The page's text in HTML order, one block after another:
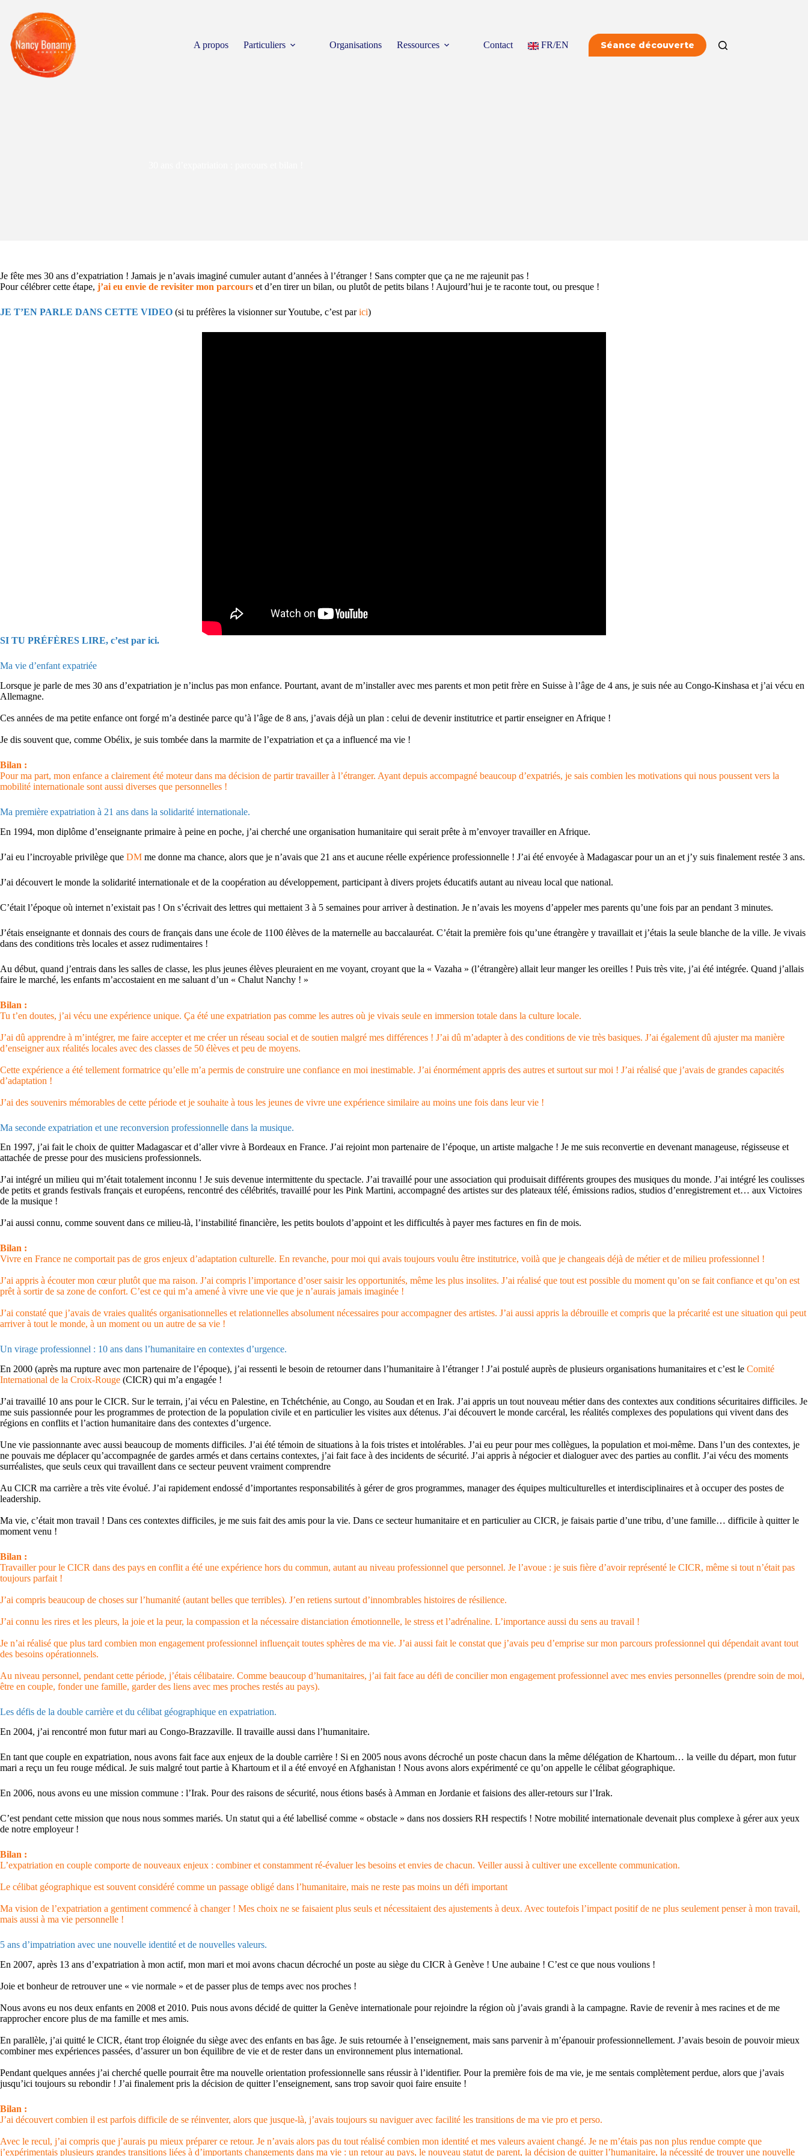
A propos Particuliers Organisations Ressources Contact FR/EN Séance découverte
Je fête mes 30 ans d’expatriation ! Jamais je n’avais imaginé cumuler autant d’années à l’étranger ! Sans compter que ça ne me rajeunit pas !
Pour célébrer cette étape, j’ai eu envie de revisiter mon parcours et d’en tirer un bilan, ou plutôt de petits bilans ! Aujourd’hui je te raconte tout, ou presque !
JE T’EN PARLE DANS CETTE VIDEO (si tu préfères la visionner sur Youtube, c’est parici)
SI TU PRÉFÈRES LIRE, c’est par ici.
Ma vie d’enfant expatriée
Lorsque je parle de mes 30 ans d’expatriation je n’inclus pas mon enfance. Pourtant, avant de m’installer avec mes parents et mon petit frère en Suisse à l’âge de 4 ans, je suis née au Congo-Kinshasa et j’ai vécu en
Allemagne.
Ces années de ma petite enfance ont forgé m’a destinée parce qu’à l’âge de 8 ans, j’avais déjà un plan : celui de devenir institutrice et partir enseigner en Afrique !
Je dis souvent que, comme Obélix, je suis tombée dans la marmite de l’expatriation et ça a influencé ma vie !
Bilan :
Pour ma part, mon enfance a clairement été moteur dans ma décision de partir travailler à l’étranger. Ayant depuis accompagné beaucoup d’expatriés, je sais combien les motivations qui nous poussent vers la
mobilité internationale sont aussi diverses que personnelles !
Ma première expatriation à 21 ans dans la solidarité internationale.
En 1994, mon diplôme d’enseignante primaire à peine en poche, j’ai cherché une organisation humanitaire qui serait prête à m’envoyer travailler en Afrique.
J’ai eu l’incroyable privilège que DM me donne ma chance, alors que je n’avais que 21 ans et aucune réelle expérience professionnelle ! J’ai été envoyée à Madagascar pour un an et j’y suis finalement restée 3 ans.
J’ai découvert le monde la solidarité internationale et de la coopération au développement, participant à divers projets éducatifs autant au niveau local que national.
C’était l’époque où internet n’existait pas ! On s’écrivait des lettres qui mettaient 3 à 5 semaines pour arriver à destination. Je n’avais les moyens d’appeler mes parents qu’une fois par an pendant 3 minutes.
J’étais enseignante et donnais des cours de français dans une école de 1100 élèves de la maternelle au baccalauréat. C’était la première fois qu’une étrangère y travaillait et j’étais la seule blanche de la ville. Je vivais
dans des conditions très locales et assez rudimentaires !
Au début, quand j’entrais dans les salles de classe, les plus jeunes élèves pleuraient en me voyant, croyant que la « Vazaha » (l’étrangère) allait leur manger les oreilles ! Puis très vite, j’ai été intégrée. Quand j’allais
faire le marché, les enfants m’accostaient en me saluant d’un « Chalut Nanchy ! »
Bilan :
Tu t’en doutes, j’ai vécu une expérience unique. Ça été une expatriation pas comme les autres où je vivais seule en immersion totale dans la culture locale.
J’ai dû apprendre à m’intégrer, me faire accepter et me créer un réseau social et de soutien malgré mes différences ! J’ai dû m’adapter à des conditions de vie très basiques. J’ai également dû ajuster ma manière
d’enseigner aux réalités locales avec des classes de 50 élèves et peu de moyens.
Cette expérience a été tellement formatrice qu’elle m’a permis de construire une confiance en moi inestimable. J’ai énormément appris des autres et surtout sur moi ! J’ai réalisé que j’avais de grandes capacités
d’adaptation !
J’ai des souvenirs mémorables de cette période et je souhaite à tous les jeunes de vivre une expérience similaire au moins une fois dans leur vie !
Ma seconde expatriation et une reconversion professionnelle dans la musique.
En 1997, j’ai fait le choix de quitter Madagascar et d’aller vivre à Bordeaux en France. J’ai rejoint mon partenaire de l’époque, un artiste malgache ! Je me suis reconvertie en devenant manageuse, régisseuse et
attachée de presse pour des musiciens professionnels.
J’ai intégré un milieu qui m’était totalement inconnu ! Je suis devenue intermittente du spectacle. J’ai travaillé pour une association qui produisait différents groupes des musiques du monde. J’ai intégré les coulisses
de petits et grands festivals français et européens, rencontré des célébrités, travaillé pour les Pink Martini, accompagné des artistes sur des plateaux télé, émissions radios, studios d’enregistrement et… aux Victoires
de la musique !
J’ai aussi connu, comme souvent dans ce milieu-là, l’instabilité financière, les petits boulots d’appoint et les difficultés à payer mes factures en fin de mois.
Bilan :
Vivre en France ne comportait pas de gros enjeux d’adaptation culturelle. En revanche, pour moi qui avais toujours voulu être institutrice, voilà que je changeais déjà de métier et de milieu professionnel !
J’ai appris à écouter mon cœur plutôt que ma raison. J’ai compris l’importance d’oser saisir les opportunités, même les plus insolites. J’ai réalisé que tout est possible du moment qu’on se fait confiance et qu’on est
prêt à sortir de sa zone de confort. C’est ce qui m’a amené à vivre une vie que je n’aurais jamais imaginée !
J’ai constaté que j’avais de vraies qualités organisationnelles et relationnelles absolument nécessaires pour accompagner des artistes. J’ai aussi appris la débrouille et compris que la précarité est une situation qui peut
arriver à tout le monde, à un moment ou un autre de sa vie !
Un virage professionnel : 10 ans dans l’humanitaire en contextes d’urgence.
En 2000 (après ma rupture avec mon partenaire de l’époque), j’ai ressenti le besoin de retourner dans l’humanitaire à l’étranger ! J’ai postulé auprès de plusieurs organisations humanitaires et c’est le Comité
International de la Croix-Rouge (CICR) qui m’a engagée !
J’ai travaillé 10 ans pour le CICR. Sur le terrain, j’ai vécu en Palestine, en Tchétchénie, au Congo, au Soudan et en Irak. J’ai appris un tout nouveau métier dans des contextes aux conditions sécuritaires difficiles. Je
me suis passionnée pour les programmes de protection de la population civile et en particulier les visites aux détenus. J’ai découvert le monde carcéral, les réalités complexes des populations qui vivent dans des
régions en conflits et l’action humanitaire dans des contextes d’urgence.
Une vie passionnante avec aussi beaucoup de moments difficiles. J’ai été témoin de situations à la fois tristes et intolérables. J’ai eu peur pour mes collègues, la population et moi-même. Dans l’un des contextes, je
ne pouvais me déplacer qu’accompagnée de gardes armés et dans certains contextes, j’ai fait face à des incidents de sécurité. J’ai appris à négocier et dialoguer avec des parties au conflit. J’ai vécu des moments
surréalistes, que seuls ceux qui travaillent dans ce secteur peuvent vraiment comprendre
Au CICR ma carrière a très vite évolué. J’ai rapidement endossé d’importantes responsabilités à gérer de gros programmes, manager des équipes multiculturelles et interdisciplinaires et à occuper des postes de
leadership.
Ma vie, c’était mon travail ! Dans ces contextes difficiles, je me suis fait des amis pour la vie. Dans ce secteur humanitaire et en particulier au CICR, je faisais partie d’une tribu, d’une famille… difficile à quitter le
moment venu !
Bilan :
Travailler pour le CICR dans des pays en conflit a été une expérience hors du commun, autant au niveau professionnel que personnel. Je l’avoue : je suis fière d’avoir représenté le CICR, même si tout n’était pas
toujours parfait !
J’ai compris beaucoup de choses sur l’humanité (autant belles que terribles). J’en retiens surtout d’innombrables histoires de résilience.
J’ai connu les rires et les pleurs, la joie et la peur, la compassion et la nécessaire distanciation émotionnelle, le stress et l’adrénaline. L’importance aussi du sens au travail !
Je n’ai réalisé que plus tard combien mon engagement professionnel influençait toutes sphères de ma vie. J’ai aussi fait le constat que j’avais peu d’emprise sur mon parcours professionnel qui dépendait avant tout
des besoins opérationnels.
Au niveau personnel, pendant cette période, j’étais célibataire. Comme beaucoup d’humanitaires, j’ai fait face au défi de concilier mon engagement professionnel avec mes envies personnelles (prendre soin de moi,
être en couple, fonder une famille, garder des liens avec mes proches restés au pays).
Les défis de la double carrière et du célibat géographique en expatriation.
En 2004, j’ai rencontré mon futur mari au Congo-Brazzaville. Il travaille aussi dans l’humanitaire.
En tant que couple en expatriation, nous avons fait face aux enjeux de la double carrière ! Si en 2005 nous avons décroché un poste chacun dans la même délégation de Khartoum… la veille du départ, mon futur
mari a reçu un feu rouge médical. Je suis malgré tout partie à Khartoum et il a été envoyé en Afghanistan ! Nous avons alors expérimenté ce qu’on appelle le célibat géographique.
En 2006, nous avons eu une mission commune : l’Irak. Pour des raisons de sécurité, nous étions basés à Amman en Jordanie et faisions des aller-retours sur l’Irak.
C’est pendant cette mission que nous nous sommes mariés. Un statut qui a été labellisé comme « obstacle » dans nos dossiers RH respectifs ! Notre mobilité internationale devenait plus complexe à gérer aux yeux
de notre employeur !
Bilan :
L’expatriation en couple comporte de nouveaux enjeux : combiner et constamment ré-évaluer les besoins et envies de chacun. Veiller aussi à cultiver une excellente communication.
Le célibat géographique est souvent considéré comme un passage obligé dans l’humanitaire, mais ne reste pas moins un défi important
Ma vision de l’expatriation a gentiment commencé à changer ! Mes choix ne se faisaient plus seuls et nécessitaient des ajustements à deux. Avec toutefois l’impact positif de ne plus seulement penser à mon travail,
mais aussi à ma vie personnelle !
5 ans d’impatriation avec une nouvelle identité et de nouvelles valeurs.
En 2007, après 13 ans d’expatriation à mon actif, mon mari et moi avons chacun décroché un poste au siège du CICR à Genève ! Une aubaine ! C’est ce que nous voulions !
Joie et bonheur de retrouver une « vie normale » et de passer plus de temps avec nos proches !
Nous avons eu nos deux enfants en 2008 et 2010. Puis nous avons décidé de quitter la Genève internationale pour rejoindre la région où j’avais grandi à la campagne. Ravie de revenir à mes racines et de me
rapprocher encore plus de ma famille et mes amis.
En parallèle, j’ai quitté le CICR, étant trop éloignée du siège avec des enfants en bas âge. Je suis retournée à l’enseignement, mais sans parvenir à m’épanouir professionnellement. J’avais besoin de pouvoir mieux
combiner mes expériences passées, d’assurer un bon équilibre de vie et de rester dans un environnement plus international.
Pendant quelques années j’ai cherché quelle pourrait être ma nouvelle orientation professionnelle sans réussir à l’identifier. Pour la première fois de ma vie, je me sentais complètement perdue, alors que j’avais
jusqu’ici toujours su rebondir ! J’ai finalement pris la décision de quitter l’enseignement, sans trop savoir quoi faire ensuite !
Bilan :
J’ai découvert combien il est parfois difficile de se réinventer, alors que jusque-là, j’avais toujours su naviguer avec facilité les transitions de ma vie pro et perso.
Avec le recul, j’ai compris que j’aurais pu mieux préparer ce retour. Je n’avais alors pas du tout réalisé combien mon identité et mes valeurs avaient changé. Je ne m’étais pas non plus rendue compte que
j’expérimentais plusieurs grandes transitions liées à d’importants changements dans ma vie : un retour au pays, le nouveau statut de parent, la décision de quitter l’humanitaire, la nécessité de trouver une nouvelle